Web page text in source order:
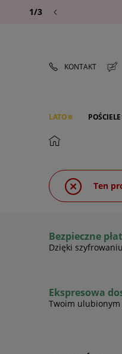
1/3
KONTAKT
LATO POŚCIELE
PREMIUM
Ten
Bezpieczne
Dzięki
Ekspresowa
Twoim